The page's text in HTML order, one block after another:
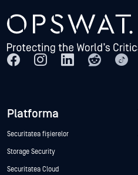
Platforma
Securitatea fișierelor
Storage Security
Securitatea Cloud